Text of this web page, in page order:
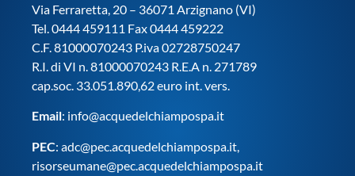
Via Ferraretta, 20 – 36071 Arzignano (VI)
Tel. 0444 459111 Fax 0444 459222
C.F. 81000070243 P.iva 02728750247
R.I. di VI n. 81000070243 R.E.A n. 271789
cap.soc. 33.051.890,62 euro int. vers.
Email: info@acquedelchiampospa.it
PEC: adc@pec.acquedelchiampospa.it
risorseumane@pec.acquedelchiampospa.it